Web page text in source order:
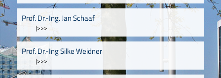
Prof. Dr.-Ing. Jan Schaaf
|>>>
Prof. Dr.-Ing Silke Weidner
|>>>